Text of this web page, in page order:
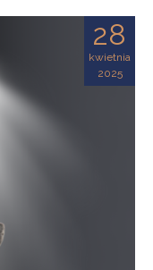
28
kwietnia
2025